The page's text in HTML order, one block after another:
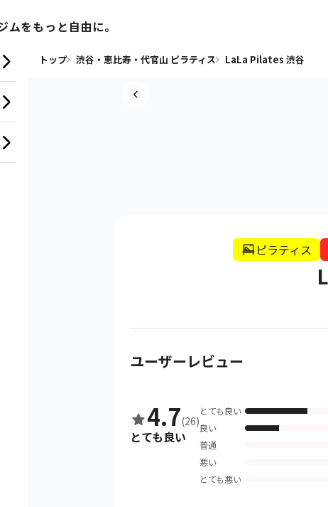
をもっと自由に。
トップ 渋谷・恵比寿・代官山 ピラティス LaLa Pilates 渋谷
ピラティス
ユーザーレビュー
4.7(26)
とても良い
とても良い
良い
普通
悪い
とても悪い